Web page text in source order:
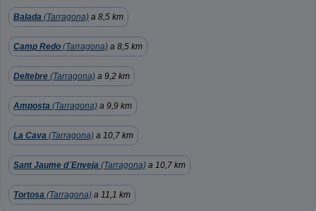
Balada (Tarragona) a 8,5 km
Camp Redo (Tarragona) a 8,5 km
Deltebre (Tarragona) a 9,2 km
Amposta (Tarragona) a 9,9 km
La Cava (Tarragona) a 10,7 km
Sant Jaume d´Enveja (Tarragona) a 10,7 km
Tortosa (Tarragona) a 11,1 km